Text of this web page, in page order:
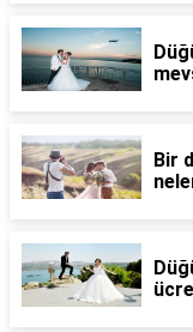
Bir